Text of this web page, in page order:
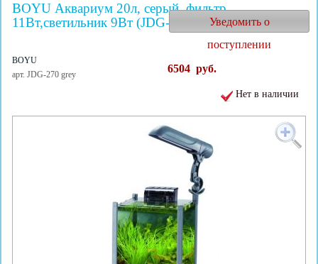
BOYU Аквариум 20л, серый, фильтр
11Вт,светильник 9Вт (JDG-270 grey)
BOYU
арт. JDG-270 grey
Уведомить о
поступлении
6504 руб.
Нет в наличии